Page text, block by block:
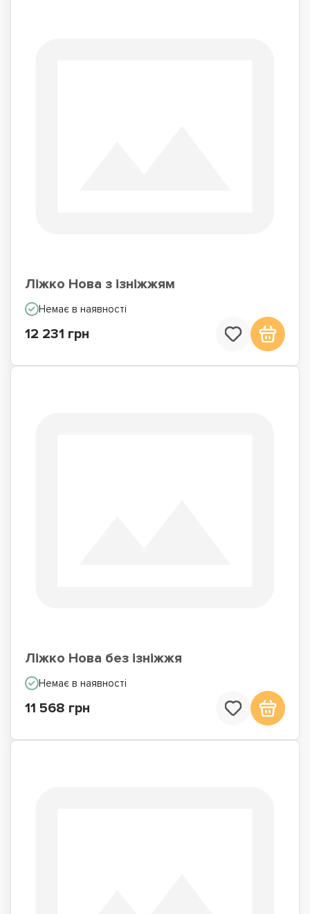
Ліжко Нова з ізніжжям
Немає в наявності
12 231 грн
Ліжко Нова без ізніжжя
Немає в наявності
11 568 грн